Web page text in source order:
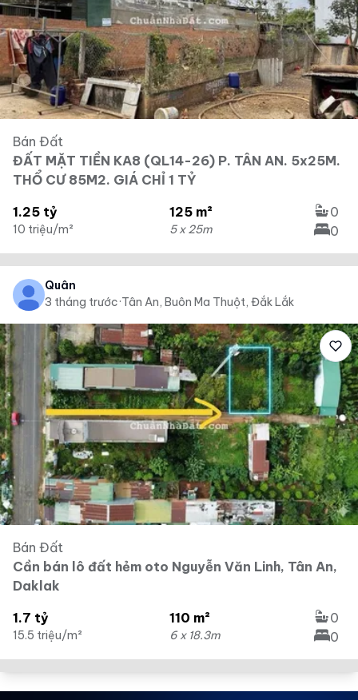
Bán Đất
ĐẤT MẶT TIỀN KA8 (QL14-26) P. TÂN AN. 5x25M.
THỔ CƯ 85M2. GIÁ CHỈ 1 TỶ
1.25 tỷ
10 triệu/m²
125 m²
5 x 25m
0
0
Quân
3 tháng trước·Tân An, Buôn Ma Thuột, Đắk Lắk
Bán Đất
Cần bán lô đất hẻm oto Nguyễn Văn Linh, Tân An,
Daklak
1.7 tỷ
15.5 triệu/m²
110 m²
6 x 18.3m
0
0